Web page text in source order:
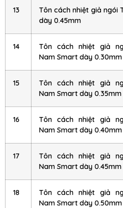
13
Tôn cách nhiệt giả ngói
dày 0.45mm
14
Tôn cách nhiệt giả
Nam Smart dày 0.30mm
15
Tôn cách nhiệt giả
Nam Smart dày 0.35mm
16
Tôn cách nhiệt giả
Nam Smart dày 0.40mm
17
Tôn cách nhiệt giả
Nam Smart dày 0.45mm
18
Tôn cách nhiệt giả
Nam Smart dày 0.50mm